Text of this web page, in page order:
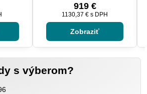
919 €
1130,37 € s DPH
Zobraziť
s výberom?